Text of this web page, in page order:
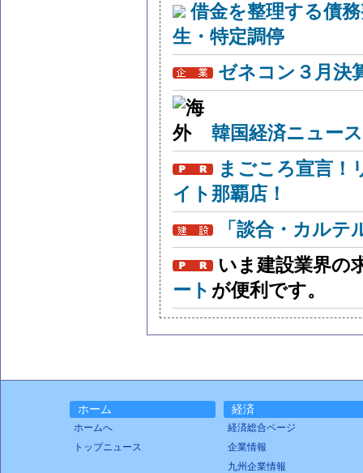
借金を整理する債
生・特定調停
ゼネコン３月決
韓国経済ニュー
まごころ宣言！
イト那覇店！
「談合・カル
いま建設業界の
ート が便利です。
ホーム
ホームへ
トップニュース
経済
経済総合ページ
企業情報
九州企業情報